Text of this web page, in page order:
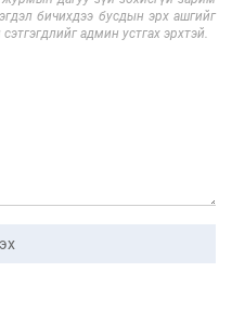
бичихдээ бусдын эрх ашгийг
админ устгах эрхтэй.